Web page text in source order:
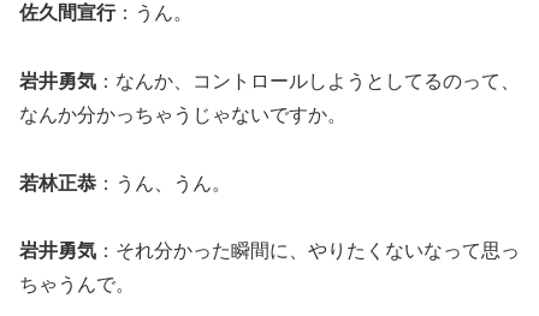
佐久間宣行：うん。
岩井勇気 ：なんか、コントロールしようとしてるのって、
なんか分かっちゃうじゃないですか。
若林正恭 ：うん、うん。
岩井勇気 ：それ分かった瞬間に、やりたくないなって思っ
ちゃうんで。